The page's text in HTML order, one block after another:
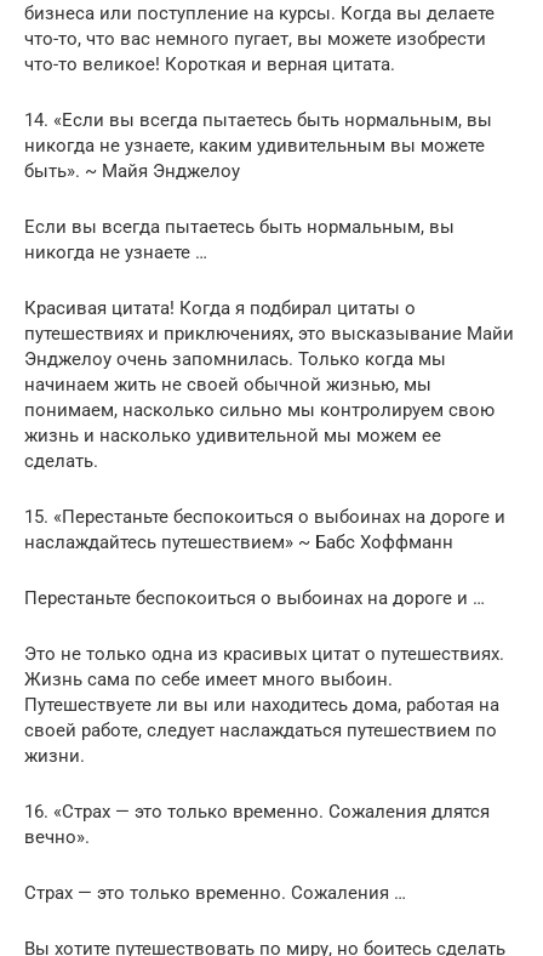
бизнеса или поступление на курсы. Когда вы делаете
что-то, что вас немного пугает, вы можете изобрести
что-то великое! Короткая и верная цитата.
14. «Если вы всегда пытаетесь быть нормальным, вы
никогда не узнаете, каким удивительным вы можете
быть». ~ Майя Энджелоу
Если вы всегда пытаетесь быть нормальным, вы
никогда не узнаете …
Красивая цитата! Когда я подбирал цитаты о
путешествиях и приключениях, это высказывание Майи
Энджелоу очень запомнилась. Только когда мы
начинаем жить не своей обычной жизнью, мы
понимаем, насколько сильно мы контролируем свою
жизнь и насколько удивительной мы можем ее
сделать.
15. «Перестаньте беспокоиться о выбоинах на дороге и
наслаждайтесь путешествием» ~ Бабс Хоффманн
Перестаньте беспокоиться о выбоинах на дороге и …
Это не только одна из красивых цитат о путешествиях.
Жизнь сама по себе имеет много выбоин.
Путешествуете ли вы или находитесь дома, работая на
своей работе, следует наслаждаться путешествием по
жизни.
16. «Страх — это только временно. Сожаления длятся
вечно».
Страх — это только временно. Сожаления …
Вы хотите путешествовать по миру, но боитесь сделать